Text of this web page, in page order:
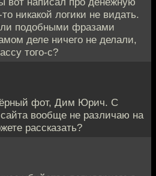
никакой логики не видать.
подобными фразами
деле ничего не делали,
того-с?
фот, Дим Юрич. С
вообще не различаю на
рассказать?